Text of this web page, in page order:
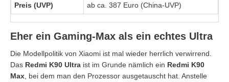
Preis (UVP) ab ca. 387 Euro (China-UVP)
Eher ein Gaming-Max als ein echtes Ultra
Die Modellpolitik von Xiaomi ist mal wieder herrlich verwirrend.
Das Redmi K90 Ultra ist im Grunde nämlich ein Redmi K90
Max, bei dem man den Prozessor ausgetauscht hat. Anstelle